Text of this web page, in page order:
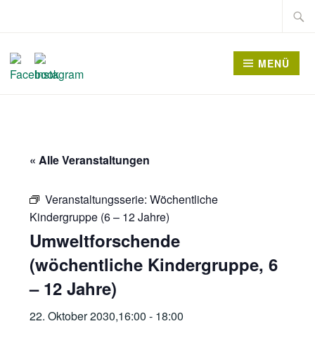
springen
Suche
MENÜ
« Alle Veranstaltungen
Veranstaltungsserie:Wöchentliche
Kindergruppe (6 – 12 Jahre)
Umweltforschende
(wöchentliche Kindergruppe, 6
– 12 Jahre)
22. Oktober 2030,16:00 - 18:00